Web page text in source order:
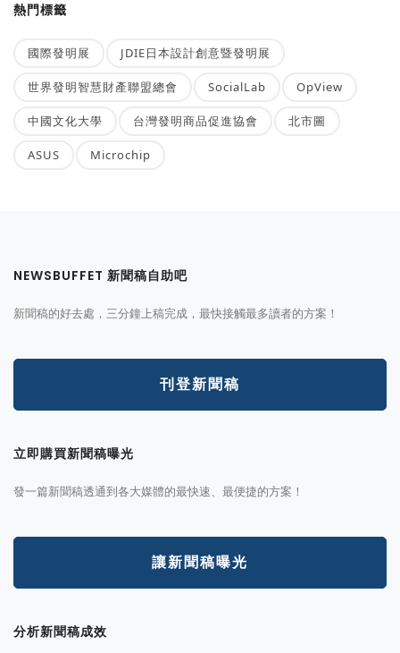
熱門標籤
國際發明展 JDIE日本設計創意暨發明展
世界發明智慧財產聯盟總會 SocialLab OpView
中國文化大學 台灣發明商品促進協會 北市圖
ASUS Microchip
NEWSBUFFET 新聞稿自助吧
新聞稿的好去處，三分鐘上稿完成，最快接觸最多讀者的方案！
刊登新聞稿
立即購買新聞稿曝光
發一篇新聞稿透通到各大媒體的最快速、最便捷的方案！
讓新聞稿曝光
分析新聞稿成效